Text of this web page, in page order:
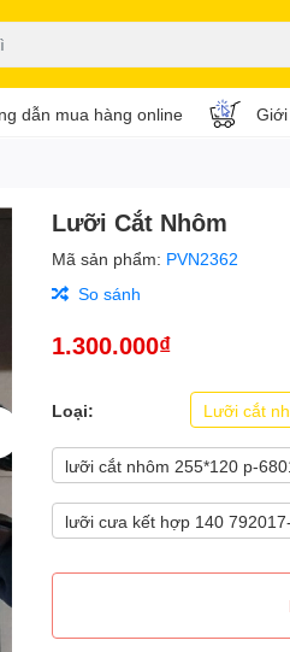
dẫn mua hàng online
Lưỡi Cắt Nhôm
Mã sản phẩm: PVN2362
So sánh
1.300.000₫
Loại: Lưỡi cắt
lưỡi cắt nhôm 255*120 p-
lưỡi cưa kết hợp 140